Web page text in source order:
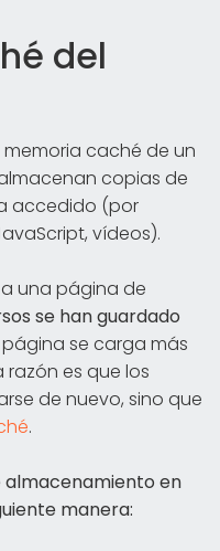
del
memoria caché de un
copias de
accedido (por
vídeos).
una página de
se han guardado
página se carga más
razón es que los
de nuevo, sino que
.
almacenamiento en
manera: